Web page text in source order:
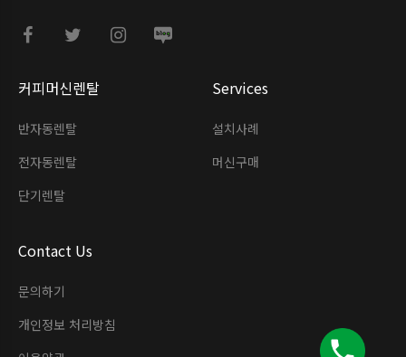
커피머신렌탈
반자동렌탈
전자동렌탈
단기렌탈
Services
설치사례
머신구매
Contact Us
문의하기
개인정보 처리방침